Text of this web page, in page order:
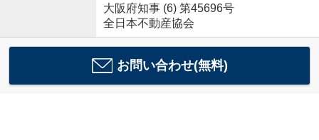
大阪府知事 (6) 第45696号
全日本不動産協会
お問い合わせ(無料)